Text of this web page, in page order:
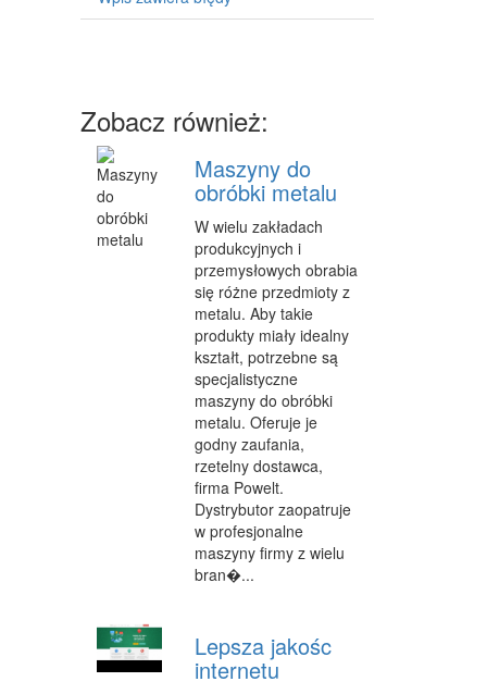
CHEMIA
INNE SKLEPY
SPRZĘT
MASZYNY
NARZĘDZIA
PRZEMYSŁ METALOWY
PRZEWÓZ
TRANSPORT
CZĘŚCI SAMOCHODOWE
WYNAJEM
USŁUGI MOTORYZACYJNE
SALONY, KOMISY
PUBLIC RELATIONS
AGENCJE REKLAMOWE
MATERIAŁY REKLAMOWE
Zobacz również:
Maszyny do
obróbki metalu
W wielu zakładach
produkcyjnych i
przemysłowych obrabia
się różne przedmioty z
metalu. Aby takie
produkty miały idealny
kształt, potrzebne są
specjalistyczne
maszyny do obróbki
metalu. Oferuje je
godny zaufania,
rzetelny dostawca,
firma Powelt.
Dystrybutor zaopatruje
w profesjonalne
maszyny firmy z wielu
bran�...
Lepsza jakośc
internetu